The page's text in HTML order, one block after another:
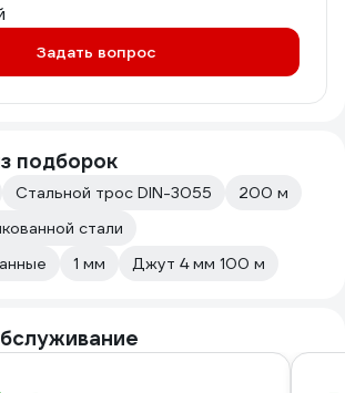
Задать вопрос
подборок
Стальной трос DIN-3055
200 м
стали
1 мм Джут 4 мм 100 м